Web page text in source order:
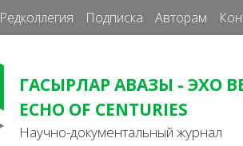
Редколлегия Подписка Авторам
ГАСЫРЛАР АВАЗЫ - ЭХО
ECHO OF CENTURIES
Научно-документальный журнал